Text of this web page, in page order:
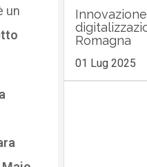
un
Romagna
01 Lug 2025